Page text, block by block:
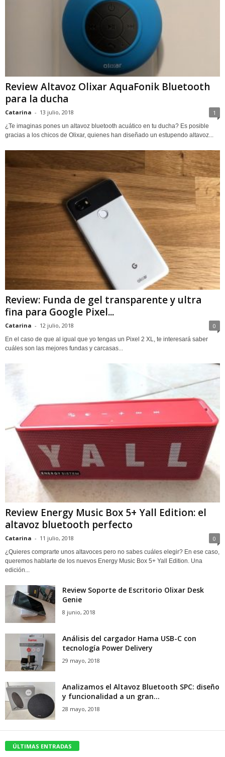
Review Altavoz Olixar AquaFonik Bluetooth
para la ducha
Catarina - 13 julio, 2018 1
¿Te imaginas pones un altavoz bluetooth acuático en tu ducha? Es posible
gracias a los chicos de Olixar, quienes han diseñado un estupendo altavoz...
Review: Funda de gel transparente y ultra
fina para Google Pixel...
Catarina - 12 julio, 2018 0
En el caso de que al igual que yo tengas un Pixel 2 XL, te interesará saber
cuáles son las mejores fundas y carcasas...
Review Energy Music Box 5+ Yall Edition: el
altavoz bluetooth perfecto
Catarina - 11 julio, 2018 0
¿Quieres comprarte unos altavoces pero no sabes cuáles elegir? En ese caso,
queremos hablarte de los nuevos Energy Music Box 5+ Yall Edition. Una
edición...
Review Soporte de Escritorio Olixar Desk
Genie
8 junio, 2018
Análisis del cargador Hama USB-C con
tecnología Power Delivery
29 mayo, 2018
Analizamos el Altavoz Bluetooth SPC: diseño
y funcionalidad a un gran...
28 mayo, 2018
ÚLTIMAS ENTRADAS